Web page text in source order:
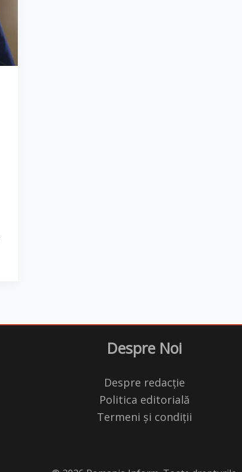
Despre Noi
Despre redacție
Politica editorială
Termeni și condiții